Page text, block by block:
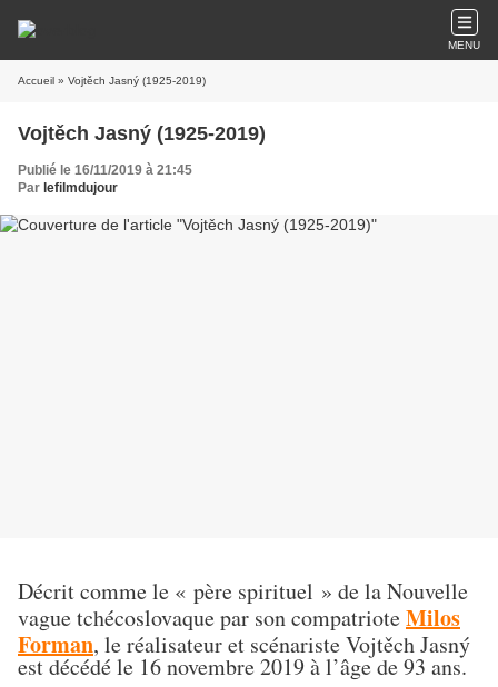
MENU
Accueil » Vojtěch Jasný (1925-2019)
Vojtěch Jasný (1925-2019)
Publié le 16/11/2019 à 21:45
Par lefilmdujour
Décrit comme le « père spirituel » de la Nouvelle
vague tchécoslovaque par son compatrioteMilos
Forman, le réalisateur et scénaristeVojtěch Jasný
est décédé le 16 novembre 2019 à l’âge de 93 ans.